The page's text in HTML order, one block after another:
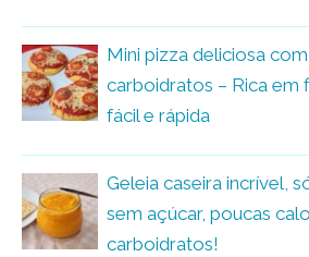
Mini pizza deliciosa
carboidratos – Rica em
fácil e rápida
Geleia caseira incrível,
sem açúcar, poucas
carboidratos!